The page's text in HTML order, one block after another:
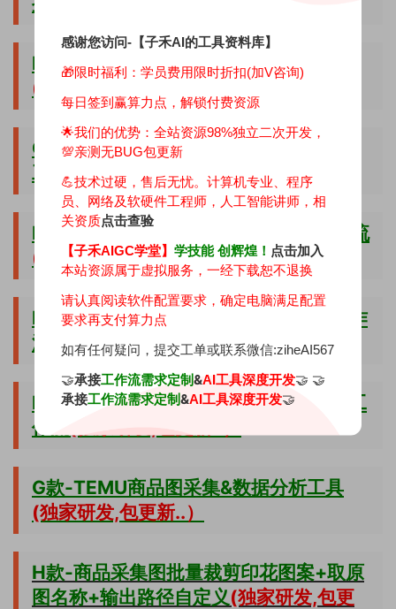
B款-印花图案自动生成商品标题工作流
(独家研发,包更新..)
C款-印花图案融合商品模板批量效果图
工作流 (独家研发,包更新..）
D款-商品效果图场景替换批量生成工作流
(独家研发,包更新..）
E款-印花图案深度贴图材质替换修复工作
流
(独家研发,包更新..）
F款-商品模板生成修改换物换色等全能工
作流
G款-TEMU商品图采集&数据分析工具
(独家研发,包更新..）
H款-商品采集图批量裁剪印花图案+取原
图名称+输出路径自定义 (独家研发,包更
感谢您访问-【子禾AI的工具资料库】
🎁限时福利：学员费用限时折扣(加V咨询)
每日签到赢算力点，解锁付费资源
🌟我们的优势： 全站资源98%独立二次开发，
💯亲测无BUG包更新
💪技术过硬，售后无忧。计算机专业、程序
员、网络及软硬件工程师，人工智能讲师，相
关资质点击查验
【子禾AIGC学堂】 学技能 创辉煌！ 点击加入
本站资源属于虚拟服务，一经下载恕不退换
请认真阅读软件配置要求，确定电脑满足配置
要求再支付算力点
如有任何疑问，提交工单或联系微信:ziheAI567
🤝承接工作流需求定制&AI工具深度开发🤝 🤝
承接工作流需求定制&AI工具深度开发🤝